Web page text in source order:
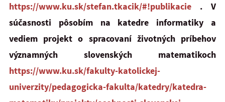
https://www.ku.sk/stefan.tkacik/#!publikacie . V
súčasnosti pôsobím na katedre informatiky a
vediem projekt o spracovaní životných príbehov
významných slovenských matematikoch
https://www.ku.sk/fakulty-katolickej-
univerzity/pedagogicka-fakulta/katedry/katedra-